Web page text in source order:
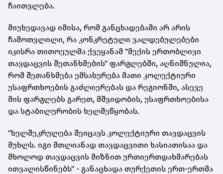
ჩაითვლება.
მიუხედავად იმისა, რომ განცხადებაში არ არის
ჩამოთვლილი, რა კონკრეტული ვალდებულებები
იკისრა თითოეულმა ქვეყანამ "მექის ერთობლივი
თავდაცვის შეთანხმების" ფარგლებში, აღნიშნულია,
რომ შეთანხმება ემსახურება მათი კოლექტიური
უსაფრთხოების გაძლიერებას და რეგიონში, ასევე
მის ფარგლებს გარეთ, მშვიდობის, უსაფრთხოებისა
და სტაბილურობის ხელშეწყობას.
"ხელშეკრულება შეიცავს კოლექტიური თავდაცვის
მუხლს. იგი მთლიანად თავდაცვითი ხასიათისაა და
მხოლოდ თავდაცვის მიზნით ურთიერთდახმარებას
ითვალისწინებს" - განაცხადა თურქეთის ერთ-ერთმა